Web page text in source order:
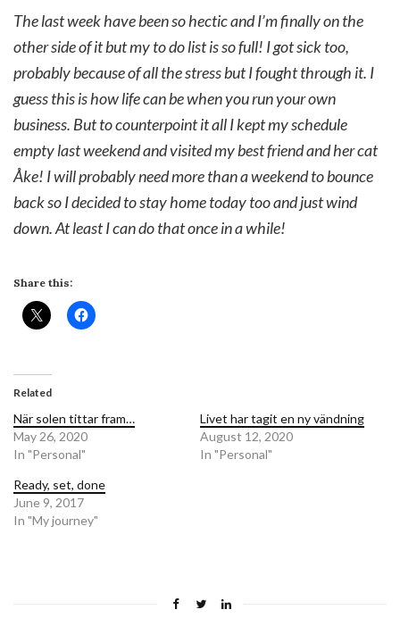
The last week have been so hectic and I’m finally on the
other side of it but my to do list is so full! I got sick too,
probably because of all the stress but I fought through it. I
guess this is how life can be when you run your own
business. But to counterpoint it all I kept my schedule
empty last weekend and visited my best friend and her cat
Åke! I will probably need more than a weekend to bounce
back so I decided to stay home today too and just wind
down. At least I can do that once in a while!
Share this:
Related
När solen tittar fram…
May 26, 2020
In "Personal"
Livet har tagit en ny vändning
August 12, 2020
In "Personal"
Ready, set, done
June 9, 2017
In "My journey"